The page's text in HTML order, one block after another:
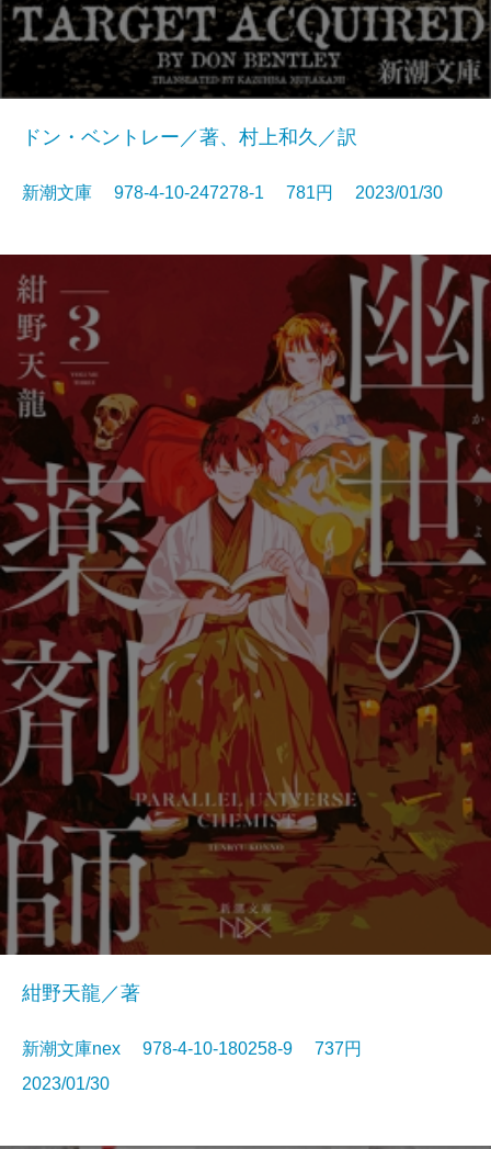
ドン・ベントレー／著、村上和久／訳
新潮文庫 978-4-10-247278-1 781円 2023/01/30
紺野天龍／著
新潮文庫nex 978-4-10-180258-9 737円
2023/01/30